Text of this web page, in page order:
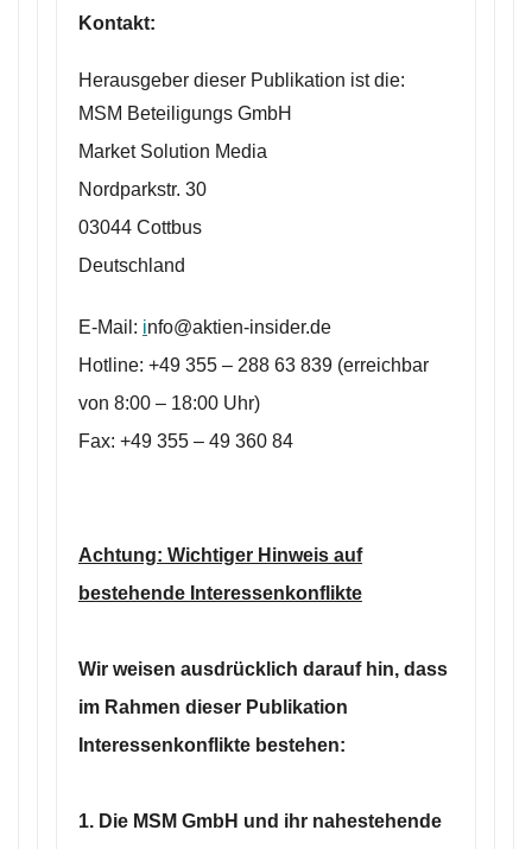
Kontakt:
Herausgeber dieser Publikation ist die:
MSM Beteiligungs GmbH
Market Solution Media
Nordparkstr. 30
03044 Cottbus
Deutschland
E-Mail: info@aktien-insider.de
Hotline: +49 355 – 288 63 839 (erreichbar
von 8:00 – 18:00 Uhr)
Fax: +49 355 – 49 360 84
Achtung: Wichtiger Hinweis auf
bestehende Interessenkonflikte
Wir weisen ausdrücklich darauf hin, dass
im Rahmen dieser Publikation
Interessenkonflikte bestehen:
1. Die MSM GmbH und ihr nahestehende